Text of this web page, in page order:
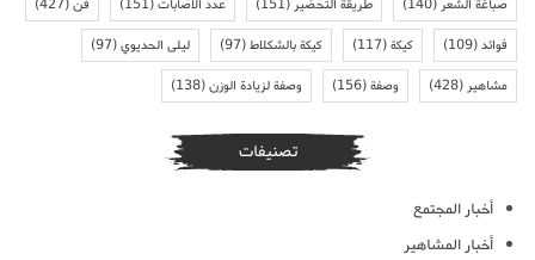
صباغة الشعر(140) طريقة التحضير(151) عدد الاصابات(151) فن(427)
فوائد(109) كيكة(117) كيكة بالشكلاط(97) ليلى الحديوي(97)
مشاهير(428) وصفة(156) وصفة لزيادة الوزن(138)
تصنيفات
أخبار المجتمع
أخبار المشاهير